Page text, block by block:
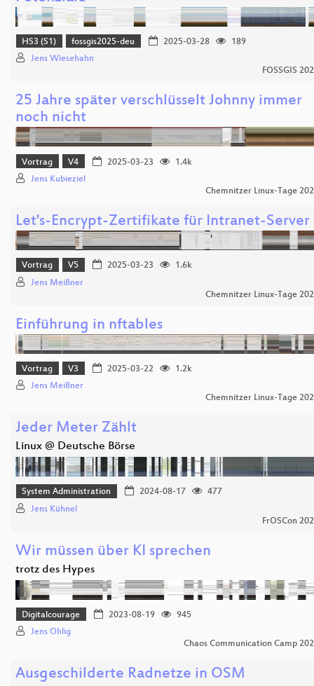
HS3 (S1) fossgis2025-deu 2025-03-28
189
Jens Wiesehahn
FOSSGIS
25 Jahre später verschlüsselt Johnny immer
noch nicht
Vortrag V4 2025-03-23
1.4k
Jens Kubieziel
Chemnitzer Linux-Tage
Let's-Encrypt-Zertifikate für Intranet-Server
Vortrag V5 2025-03-23
1.6k
Jens Meißner
Chemnitzer Linux-Tage
Einführung in nftables
Vortrag V3 2025-03-22
1.2k
Jens Meißner
Chemnitzer Linux-Tage
Jeder Meter Zählt
Linux @ Deutsche Börse
System Administration 2024-08-17
477
Jens Kühnel
FrOSCon
Wir müssen über KI sprechen
trotz des Hypes
Digitalcourage 2023-08-19
945
Jens Ohlig
Chaos Communication Camp
Ausgeschilderte Radnetze in OSM